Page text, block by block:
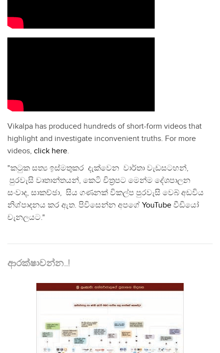
Vikalpa has produced hundreds of short-form videos that
highlight and investigate inconvenient truths. For more
videos, click here.
"කටුක සත්‍ය ඉස්මතුකර දැක්වෙන වාර්තා වැඩසටහන්,
පුරවැසි වෘතාන්තයන්, කෙටි චිත්‍රපට මෙන්ම දේශපාලන
සංවාද, සාකච්ඡා, සිය ගණනක් විකල්ප පුරවැසි වෙබ් අඩවිය
නිශ්පාදනය කර ඇත. පිවිසෙන්න අපගේ YouTube වීඩියෝ
චැනලයට."
ආරක්ෂාවන්න..!